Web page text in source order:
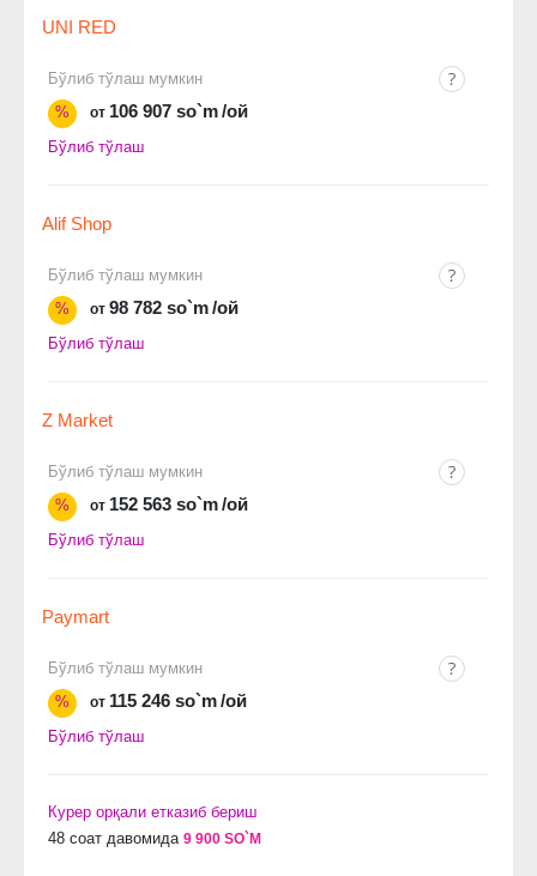
UNI RED
Бўлиб тўлаш мумкин
%
от 106 907 so`m/ой
Бўлиб тўлаш
Alif Shop
Бўлиб тўлаш мумкин
%
от 98 782 so`m/ой
Бўлиб тўлаш
Z Market
Бўлиб тўлаш мумкин
%
от 152 563 so`m/ой
Бўлиб тўлаш
Paymart
Бўлиб тўлаш мумкин
%
от 115 246 so`m/ой
Бўлиб тўлаш
Курер орқали етказиб бериш
48 соат давомида 9 900 SO`M